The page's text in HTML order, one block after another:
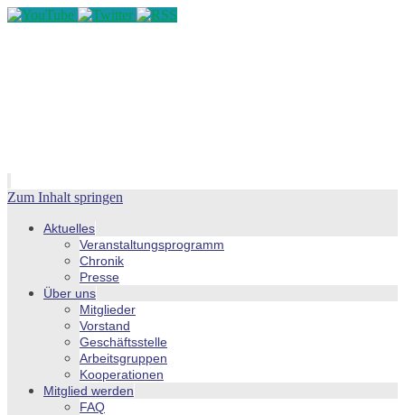
Zum Inhalt springen
Aktuelles
Veranstaltungsprogramm
Chronik
Presse
Über uns
Mitglieder
Vorstand
Geschäftsstelle
Arbeitsgruppen
Kooperationen
Mitglied werden
FAQ